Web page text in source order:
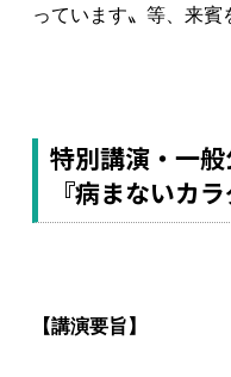
っています〟等、来賓
特別講演・一
『病まないカ
【講演要旨】